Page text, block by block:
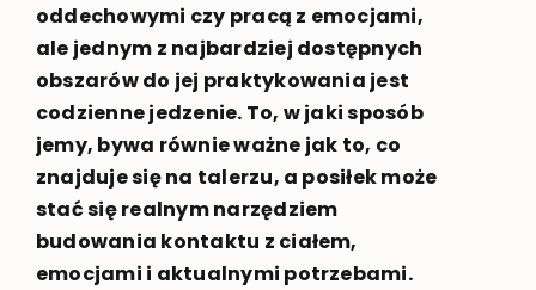
oddechowymi czy pracą z emocjami,
ale jednym z najbardziej dostępnych
obszarów do jej praktykowania jest
codzienne jedzenie. To, w jaki sposób
jemy, bywa równie ważne jak to, co
znajduje się na talerzu, a posiłek może
stać się realnym narzędziem
budowania kontaktu z ciałem,
emocjami i aktualnymi potrzebami.